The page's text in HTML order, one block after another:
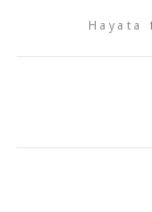
Hayata